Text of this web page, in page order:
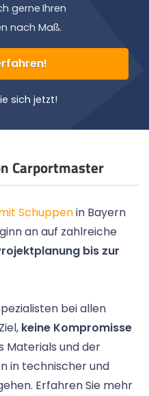
gerne Ihren
nach Maß.
sich jetzt!
Carportmaster
Schuppenin Bayern
an auf zahlreiche
bis zur
bei allen
keine Kompromisse
Materials und der
in technischer und
Erfahren Sie mehr